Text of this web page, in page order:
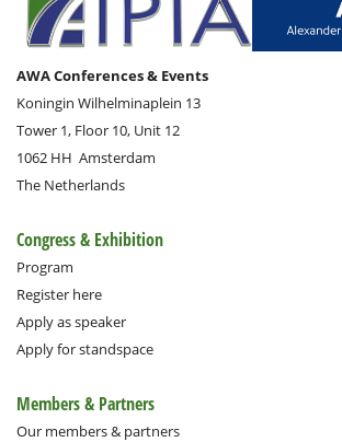
AWA Conferences & Events
Koningin Wilhelminaplein 13
Tower 1, Floor 10, Unit 12
1062 HH Amsterdam
The Netherlands
Congress & Exhibition
Program
Register here
Apply as speaker
Apply for standspace
Members & Partners
Our members & partners